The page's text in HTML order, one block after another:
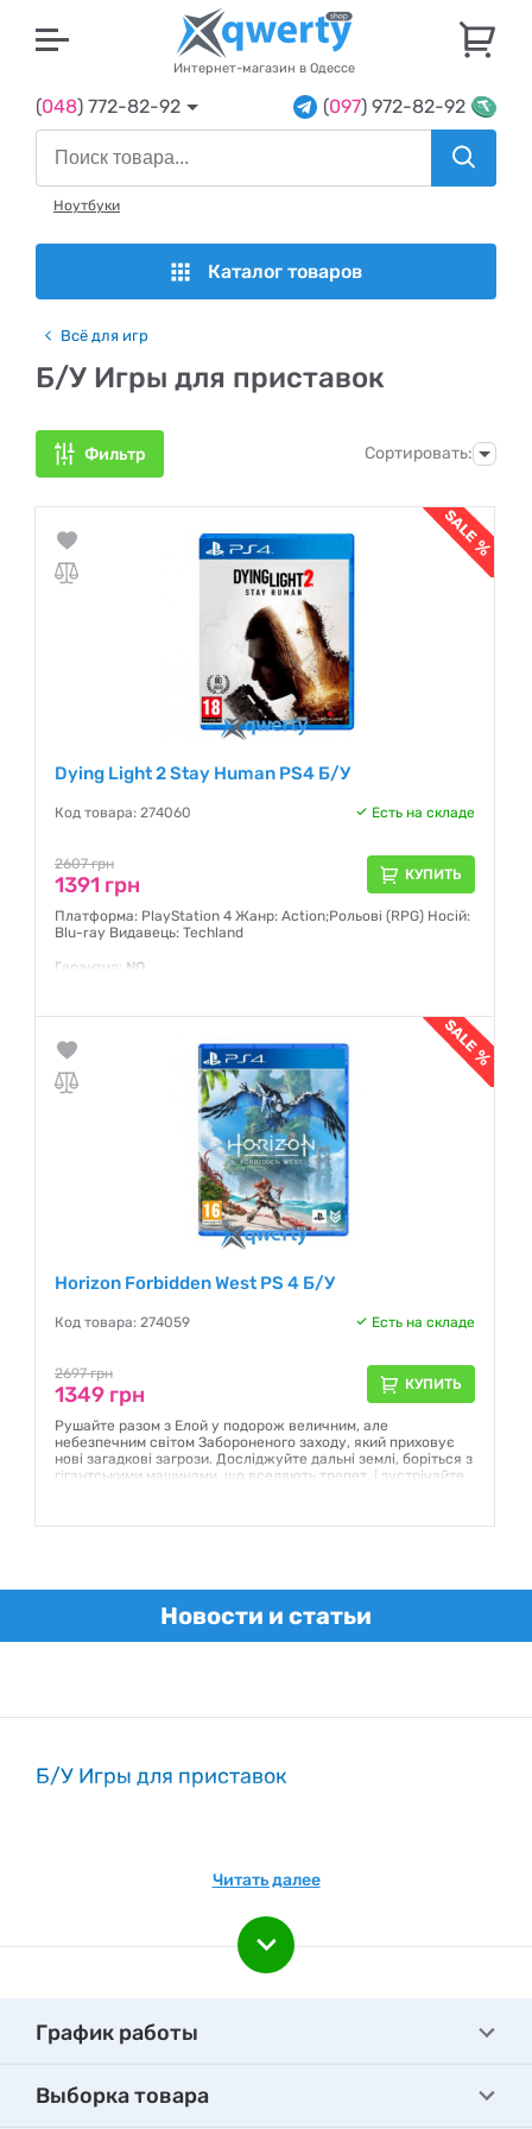
Интернет-магазин в Одессе
(048) 772-82-92 (097) 972-82-92
Ноутбуки
Каталог товаров
Всё для игр
Б/У Игры для приставок
Фильтр Сортировать:
Dying Light 2 Stay Human PS4 Б/У
Код товара: 274060 Есть на складе
2607 грн
1391 грн КУПИТЬ
Платформа: PlayStation 4 Жанр: Action;Рольові (RPG) Носій:
Blu-ray Видавець: Techland
Гарантия: NO
Horizon Forbidden West PS 4 Б/У
Код товара: 274059 Есть на складе
2697 грн
1349 грн КУПИТЬ
Рушайте разом з Елой у подорож величним, але
небезпечним світом Забороненого заходу, який приховує
нові загадкові загрози. Досліджуйте дальні землі, боріться з
гігантськими машинами, що вселяють трепет, і зустрічайте
Новости и статьи
Б/У Игры для приставок
Читать далее
График работы
Выборка товара